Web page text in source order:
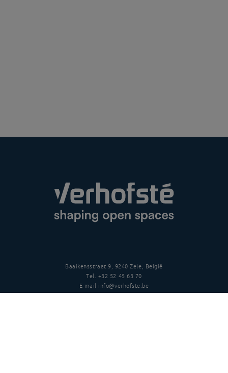
Baaikensstraat 9, 9240 Zele, België
Tel. +32 52 45 63 70
E-mail info@verhofste.be
BTWBE0439 215 109